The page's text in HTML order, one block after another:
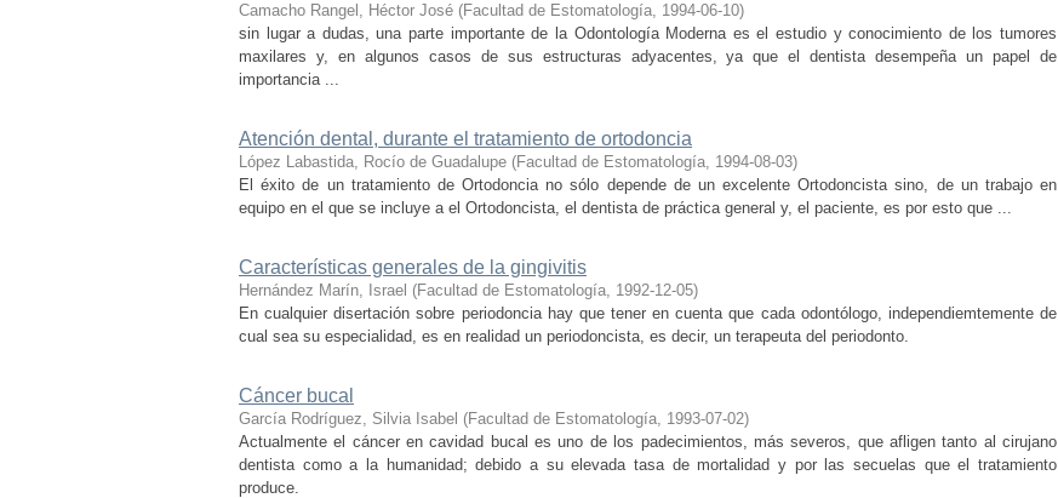
Camacho Rangel, Héctor José (Facultad de Estomatología, 1994-06-10)
sin lugar a dudas, una parte importante de la Odontología Moderna es el estudio y conocimiento de los tumores
maxilares y, en algunos casos de sus estructuras adyacentes, ya que el dentista desempeña un papel de
importancia ...
Atención dental, durante el tratamiento de ortodoncia
López Labastida, Rocío de Guadalupe (Facultad de Estomatología, 1994-08-03)
El éxito de un tratamiento de Ortodoncia no sólo depende de un excelente Ortodoncista sino, de un trabajo en
equipo en el que se incluye a el Ortodoncista, el dentista de práctica general y, el paciente, es por esto que ...
Características generales de la gingivitis
Hernández Marín, Israel (Facultad de Estomatología, 1992-12-05)
En cualquier disertación sobre periodoncia hay que tener en cuenta que cada odontólogo, independiemtemente de
cual sea su especialidad, es en realidad un periodoncista, es decir, un terapeuta del periodonto.
Cáncer bucal
García Rodríguez, Silvia Isabel (Facultad de Estomatología, 1993-07-02)
Actualmente el cáncer en cavidad bucal es uno de los padecimientos, más severos, que afligen tanto al cirujano
dentista como a la humanidad; debido a su elevada tasa de mortalidad y por las secuelas que el tratamiento
produce.